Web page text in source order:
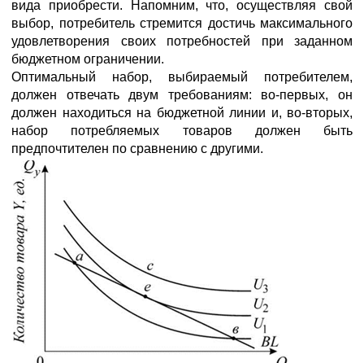
вида приобрести. Напомним, что, осуществляя свой
выбор, потребитель стремится достичь максимального
удовлетворения своих потребностей при заданном
бюджетном ограничении.
Оптимальный набор, выбираемый потребителем,
должен отвечать двум требованиям: во-первых, он
должен находиться на бюджетной линии и, во-вторых,
набор потребляемых товаров должен быть
предпочтителен по сравнению с другими.